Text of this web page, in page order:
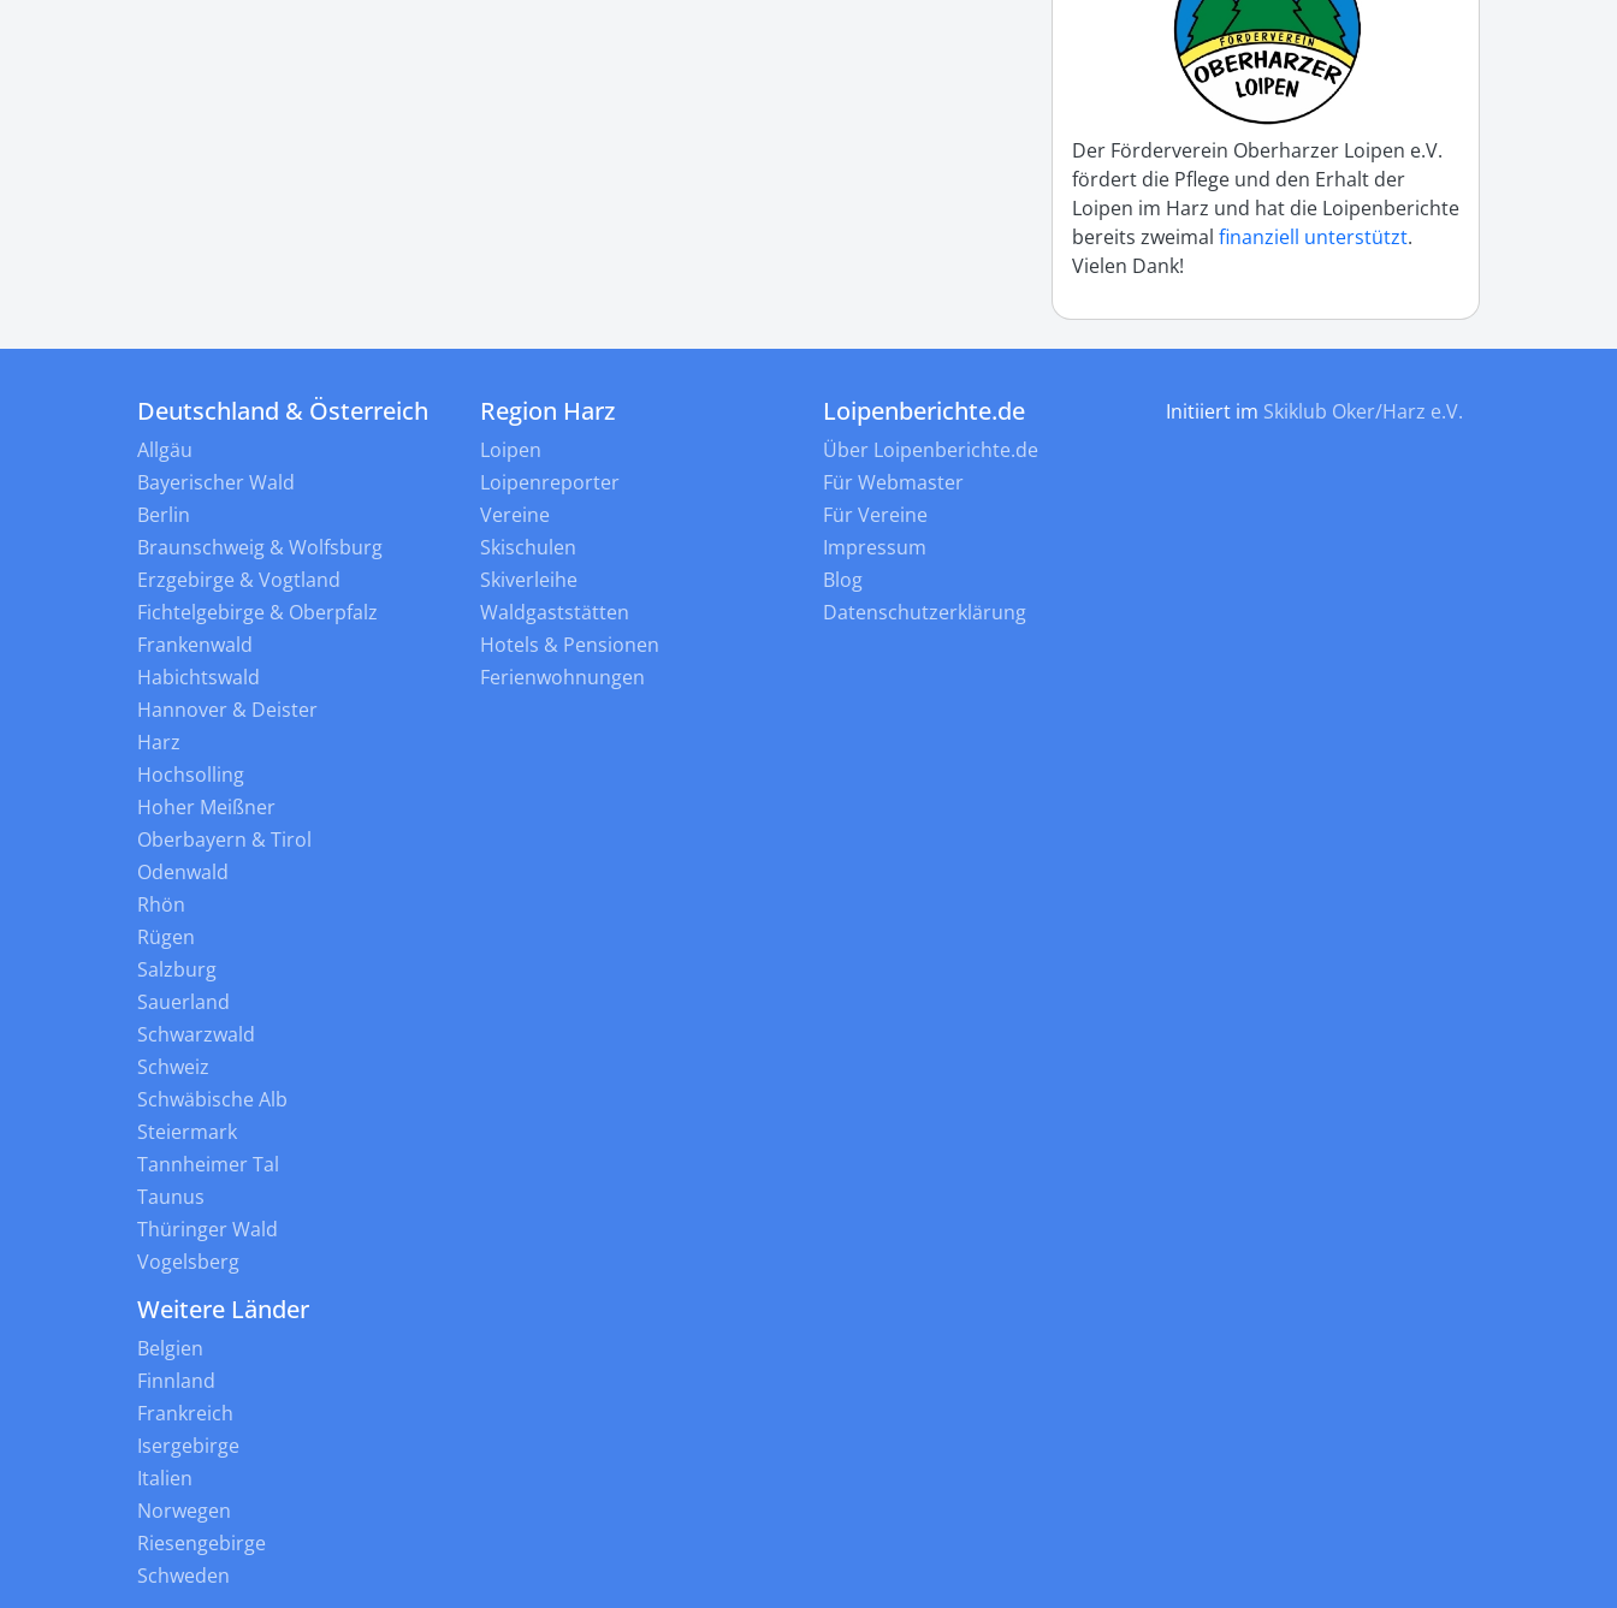
Der Förderverein Oberharzer Loipen e.V.
fördert die Pflege und den Erhalt der
Loipen im Harz und hat die Loipenberichte
bereits zweimal finanziell unterstützt.
Vielen Dank!
Deutschland & Österreich
Allgäu
Bayerischer Wald
Berlin
Braunschweig & Wolfsburg
Erzgebirge & Vogtland
Fichtelgebirge & Oberpfalz
Frankenwald
Habichtswald
Hannover & Deister
Harz
Hochsolling
Hoher Meißner
Oberbayern & Tirol
Odenwald
Rhön
Rügen
Salzburg
Sauerland
Schwarzwald
Schweiz
Schwäbische Alb
Steiermark
Tannheimer Tal
Taunus
Thüringer Wald
Vogelsberg
Weitere Länder
Belgien
Finnland
Frankreich
Isergebirge
Italien
Norwegen
Riesengebirge
Schweden
Region Harz
Loipen
Loipenreporter
Vereine
Skischulen
Skiverleihe
Waldgaststätten
Hotels & Pensionen
Ferienwohnungen
Loipenberichte.de
Über Loipenberichte.de
Für Webmaster
Für Vereine
Impressum
Blog
Datenschutzerklärung
Initiiert im Skiklub Oker/Harz e.V.